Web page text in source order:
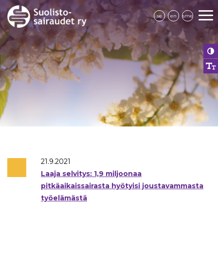
se en sme
21.9.2021
Laaja selvitys: 1,9 miljoonaa
pitkäaikaissairasta hyötyisi joustavammasta
työelämästä